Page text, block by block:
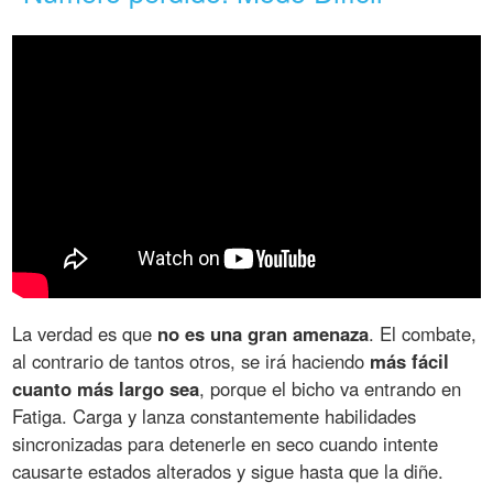
La verdad es que no es una gran amenaza. El combate,
al contrario de tantos otros, se irá haciendo más fácil
cuanto más largo sea, porque el bicho va entrando en
Fatiga. Carga y lanza constantemente habilidades
sincronizadas para detenerle en seco cuando intente
causarte estados alterados y sigue hasta que la diñe.